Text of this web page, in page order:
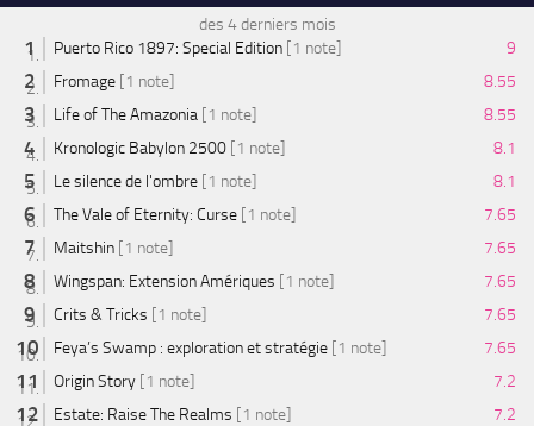
des 4 derniers mois
Puerto Rico 1897: Special Edition [1 note]
9
Fromage [1 note]
8.55
Life of The Amazonia [1 note]
8.55
Kronologic Babylon 2500 [1 note]
8.1
Le silence de l'ombre [1 note]
8.1
The Vale of Eternity: Curse [1 note]
7.65
Maitshin [1 note]
7.65
Wingspan: Extension Amériques [1 note]
7.65
Crits & Tricks [1 note]
7.65
Feya’s Swamp : exploration et stratégie [1 note]
7.65
Origin Story [1 note]
7.2
Estate: Raise The Realms [1 note]
7.2